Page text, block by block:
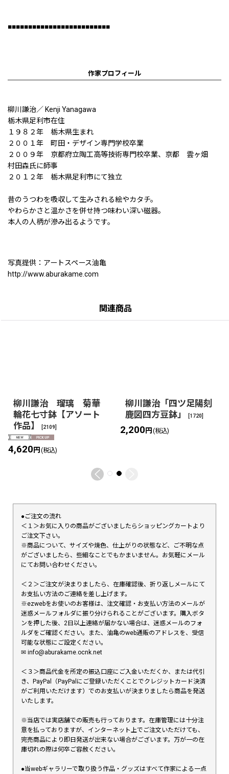
■■■■■■■■■■■■■■■■■■■■■■■■■
作家プロフィール
柳川謙治／ Kenji Yanagawa
栃木県足利市在住
１９８２年 栃木県生まれ
２００１年 町田・デザイン専門学校卒業
２００９年 京都府立陶工高等技術専門校卒業、京都 雲ヶ畑
村田森氏に師事
２０１２年 栃木県足利市にて独立
昔のうつわを吸収して生みされる絵やカタチ。
やわらかさと温かさを併せ持つ味わい深い磁器。
本人の人柄が滲み出るようです。
写真提供：アートスペース油亀
http://www.aburakame.com
関連商品
柳川謙治 瑠璃 菊華
輪花七寸鉢【アソート
作品】
[2109]
4,620円 (税込)
柳川謙治「四ツ足陽刻
鹿図四方豆鉢」
[1720]
2,200円 (税込)
●ご注文の流れ
＜１＞お気に入りの商品がございましたらショッピングカートより
ご注文下さい。
※商品について、サイズや焼色、仕上がりの状態など、ご不明な点
がございましたら、些細なことでもかまいません。お気軽にメール
にてお問い合わせください。
＜２＞ご注文が決まりましたら、在庫確認後、折り返しメールにて
お支払い方法のご連絡を差し上げます。
※ezwebをお使いのお客様は、注文確認・お支払い方法のメールが
迷惑メールフォルダに振り分けられることがございます。購入ボタ
ンを押した後、2日以上連絡が届かない場合は、迷惑メールのフォ
ルダをご確認ください。また、油亀のweb通販のアドレスを、受信
可能な状態にご設定ください。
✉︎ info@aburakame.ocnk.net
＜３＞商品代金を所定の振込口座にご入金いただくか、または代引
き、PayPal（PayPalにご登録いただくことでクレジットカード決済
がご利用いただけます）でのお支払いが決まりましたら商品を発送
いたします。
※当店では実店舗での販売も行っております。在庫管理には十分注
意を払っておりますが、インターネット上でご注文いただけても、
完売商品により即日発送が出来ない場合がございます。万が一の在
庫切れの際は何卒ご容赦ください。
●当webギャラリーで取り扱う作品・グッズはすべて作家による一点